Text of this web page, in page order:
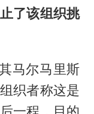
了该组织挑
马尔马里斯
织者称这是